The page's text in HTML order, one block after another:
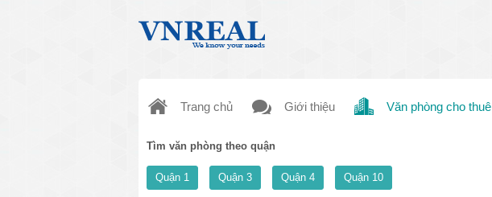
Trang chủ Giới thiệu Văn phòng cho thuê
Tìm văn phòng theo quận
Quận 1 Quận 3 Quận 4 Quận 10